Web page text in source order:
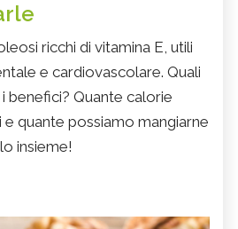
ricchi di vitamina E, utili
e cardiovascolare. Quali
benefici? Quante calorie
quante possiamo mangiarne
insieme!